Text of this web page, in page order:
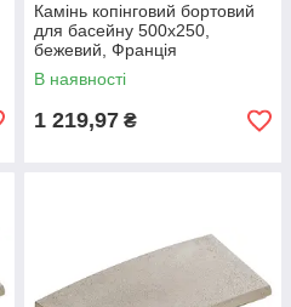
Камінь копінговий бортовий
для басейну 500х250,
бежевий, Франція
В наявності
1 219,97 ₴